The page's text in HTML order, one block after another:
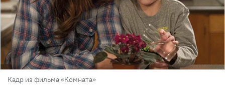
Кадр из фильма «Комната»